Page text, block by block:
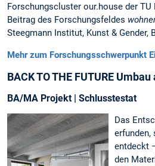
Forschungscluster our.house der
Beitrag des Forschungsfeldes
Steegmann Institut, Kunst & Gender,
Mehr zum Forschungsschwerpunkt
BACK TO THE FUTURE
BA/MA Projekt | Schlusstestat
Das
erfunden,
entdeckt
den